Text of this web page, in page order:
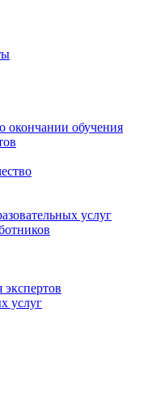
окончании обучения
услуг
услуг